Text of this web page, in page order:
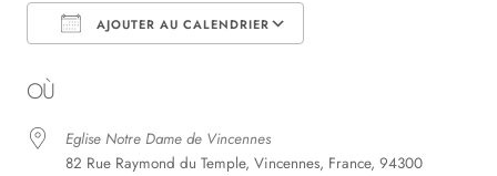
AJOUTER AU CALENDRIER
OÙ
Eglise Notre Dame de Vincennes
82 Rue Raymond du Temple, Vincennes, France, 94300